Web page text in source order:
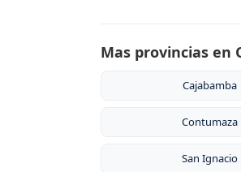
Mas provincias en
Cajabamba
Contumaza
San Ignacio